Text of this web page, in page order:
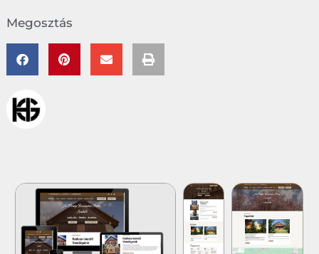
Megosztás